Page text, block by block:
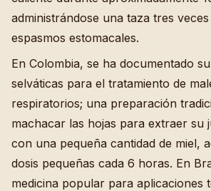
administrándose una taza tres
espasmos estomacales.
En Colombia, se ha documentado
selváticas para el tratamiento de
respiratorios; una preparación
machacar las hojas para extraer su
con una pequeña cantidad de miel,
dosis pequeñas cada 6 horas. En
medicina popular para aplicaciones